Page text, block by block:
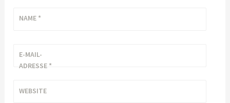
NAME *
E-MAIL-
ADRESSE *
WEBSITE